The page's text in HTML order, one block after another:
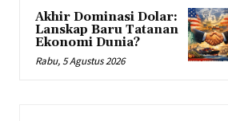
Akhir Dominasi Dolar:
Lanskap Baru Tatanan
Ekonomi Dunia?
Rabu, 5 Agustus 2026